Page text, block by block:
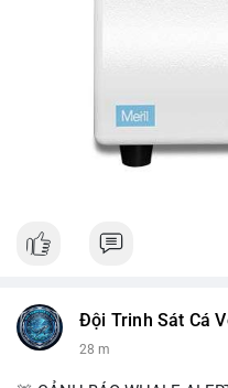
Đội Trinh Sát Cá
28 m